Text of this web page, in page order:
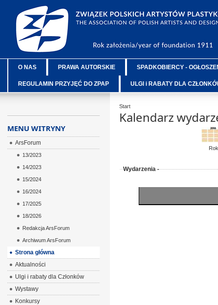
O NAS PRAWA AUTORSKIE SPADKOBIERCY -
REGULAMIN PRZYJĘĆ DO ZPAP ULGI i RABATY DLA
Start
Kalendarz
Rok
Wydarzenia -
MENU WITRYNY
ArsForum
13/2023
14/2023
15/2024
16/2024
17/2025
18/2026
Redakcja ArsForum
Archiwum ArsForum
Strona główna
Aktualności
Ulgi i rabaty dla Członków
Wystawy
Konkursy